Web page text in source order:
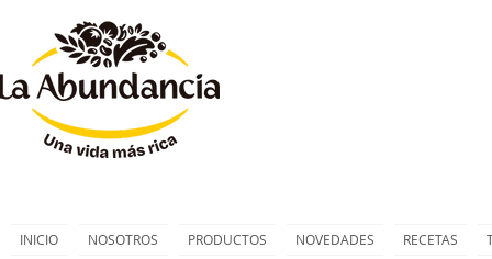
INICIO NOSOTROS PRODUCTOS NOVEDADES RECETAS